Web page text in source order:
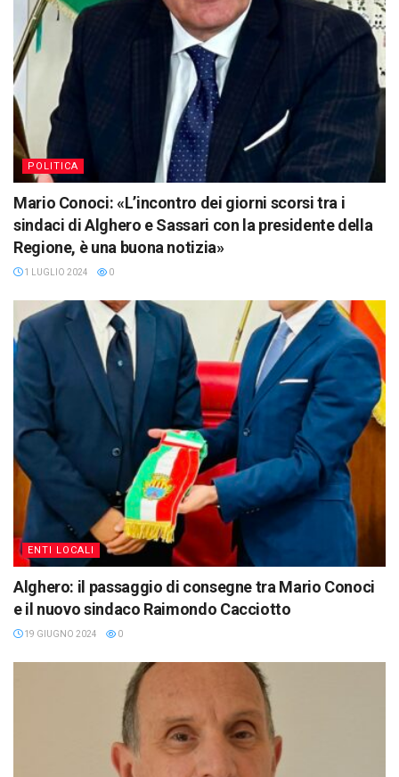
POLITICA
Mario Conoci: «L’incontro dei giorni scorsi tra i
sindaci di Alghero e Sassari con la presidente della
Regione, è una buona notizia»
1 LUGLIO 2024 0
ENTI LOCALI
Alghero: il passaggio di consegne tra Mario Conoci
e il nuovo sindaco Raimondo Cacciotto
19 GIUGNO 2024 0